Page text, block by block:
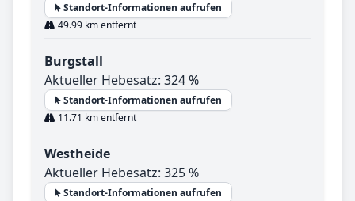
Standort-Informationen aufrufen
49.99 km entfernt
Burgstall
Aktueller Hebesatz: 324 %
Standort-Informationen aufrufen
11.71 km entfernt
Westheide
Aktueller Hebesatz: 325 %
Standort-Informationen aufrufen